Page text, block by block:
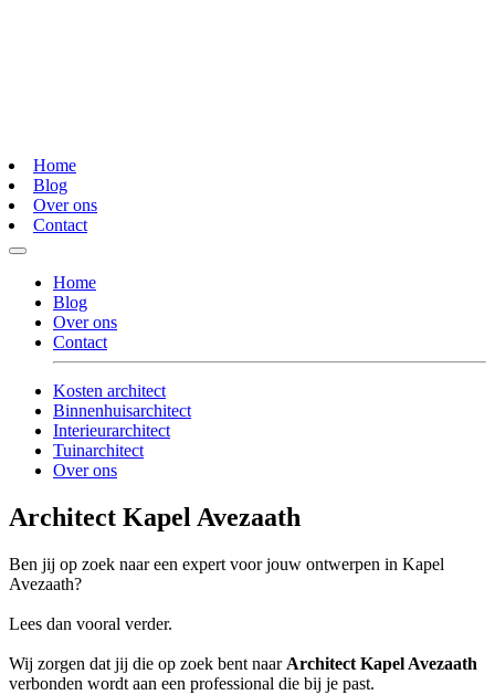
Home
Blog
Over ons
Contact
Home
Blog
Over ons
Contact
Kosten architect
Binnenhuisarchitect
Interieurarchitect
Tuinarchitect
Over ons
Architect Kapel Avezaath
Ben jij op zoek naar een expert voor jouw ontwerpen in Kapel
Avezaath?
Lees dan vooral verder.
Wij zorgen dat jij die op zoek bent naar Architect Kapel Avezaath
verbonden wordt aan een professional die bij je past.